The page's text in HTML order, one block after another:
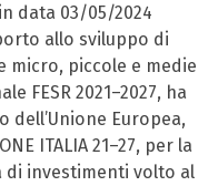
data 03/05/2024
allo sviluppo di
micro, piccole e medie
FESR 2021–2027, ha
Europea,
ITALIA 21–27, per la
di investimenti volto al